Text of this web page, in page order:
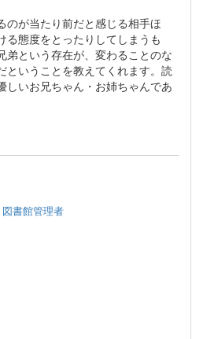
が当たり前だと感じる相手ほ
る態度をとったりしてしまうも
弟という存在が、変わることのな
ということを教えてくれます。読
しいお兄ちゃん・お姉ちゃんであ
図書館管理者